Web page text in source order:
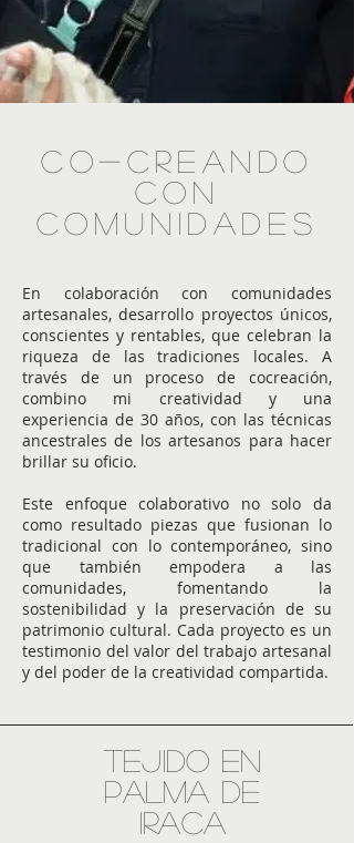
Co-creando
con
comunidades
En colaboración con comunidades
artesanales, desarrollo proyectos únicos,
conscientes y rentables, que celebran la
riqueza de las tradiciones locales. A
través de un proceso de cocreación,
combino mi creatividad y una
experiencia de 30 años, con las técnicas
ancestrales de los artesanos para hacer
brillar su oficio.
Este enfoque colaborativo no solo da
como resultado piezas que fusionan lo
tradicional con lo contemporáneo, sino
que también empodera a las
comunidades, fomentando la
sostenibilidad y la preservación de su
patrimonio cultural. Cada proyecto es un
testimonio del valor del trabajo artesanal
y del poder de la creatividad compartida.
TEJIDO EN
PALMA DE
IRACA